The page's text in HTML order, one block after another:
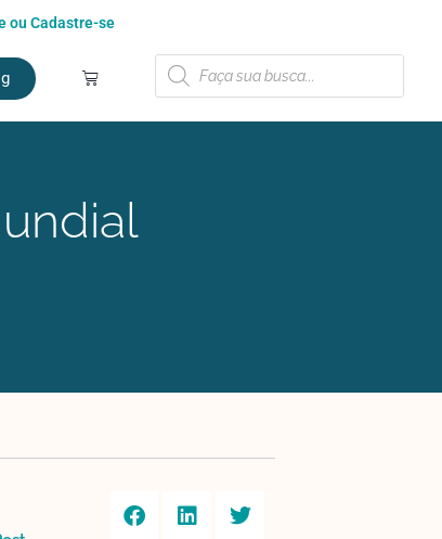
ou Cadastre-se